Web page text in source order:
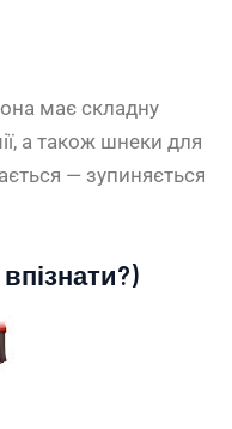
має складну
а також шнеки для
— зупиняється